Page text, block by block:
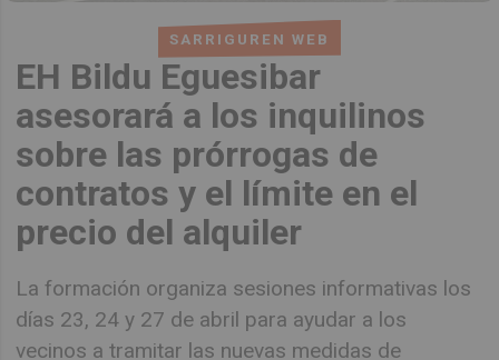
SARRIGUREN WEB
EH Bildu Eguesibar
asesorará a los inquilinos
sobre las prórrogas de
contratos y el límite en el
precio del alquiler
La formación organiza sesiones informativas los
días 23, 24 y 27 de abril para ayudar a los
vecinos a tramitar las nuevas medidas de